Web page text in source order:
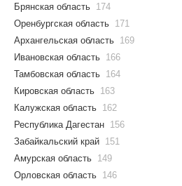
Брянская область 174
Оренбургская область 171
Архангельская область 169
Ивановская область 166
Тамбовская область 164
Кировская область 163
Калужская область 162
Республика Дагестан 156
Забайкальский край 151
Амурская область 149
Орловская область 146